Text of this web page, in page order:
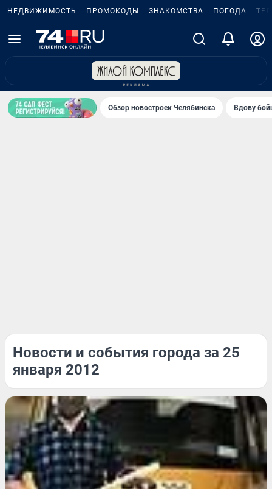
НЕДВИЖИМОСТЬ ПРОМОКОДЫ ЗНАКОМСТВА ПОГОДА
Обзор новостроек Челябинска Вдову
Новости и события города за 25
января 2012